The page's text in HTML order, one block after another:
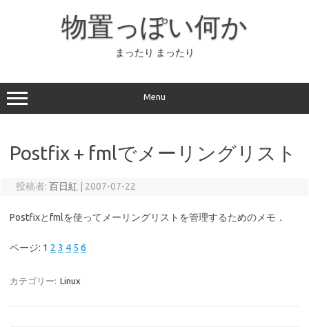
ッ
プ
物置っぽい何か
まったり まったり
Menu
Postfix + fmlでメーリングリスト
投稿者: 百日紅 2007-07-22
Postfixとfmlを使ってメーリングリストを管理するためのメモ．
ページ: 1 2 3 4 5 6
カテゴリー: Linux